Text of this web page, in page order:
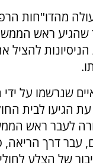
מהדו"חות
ראש
להציל
שנרשמו על
הגיעו לבית
לעבר ראש
דרך הריאה,
של הצלע